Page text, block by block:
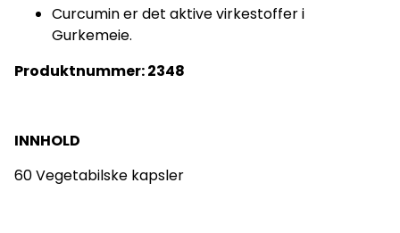
Curcumin er det aktive virkestoffer i
Gurkemeie.
Produktnummer: 2348
INNHOLD
60 Vegetabilske kapsler